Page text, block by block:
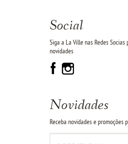
Social
Siga a La Ville nas Redes
novidades
Novidades
Receba novidades e promoções